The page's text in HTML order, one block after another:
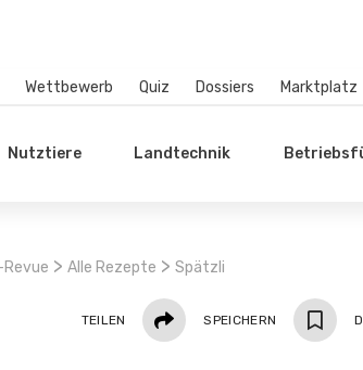
Wettbewerb Quiz Dossiers Marktplatz
Nutztiere Landtechnik
Revue > Alle Rezepte > Spätzli
TEILEN Teilen SPEICHERN